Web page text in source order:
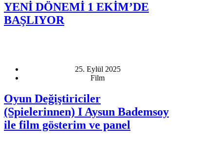
YENİ DÖNEMİ 1 EKİM’DE
BAŞLIYOR
25. Eylül 2025
Film
Oyun Değiştiriciler
(Spielerinnen) I Aysun Bademsoy
ile film gösterim ve panel